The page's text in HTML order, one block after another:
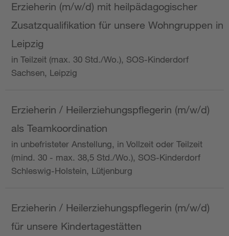
Erzieherin (m/w/d) mit heilpädagogischer
Zusatzqualifikation für unsere Wohngruppen in
Leipzig
in Teilzeit (max. 30 Std./Wo.), SOS-Kinderdorf
Sachsen, Leipzig
Erzieherin / Heilerziehungspflegerin (m/w/d)
als Teamkoordination
in unbefristeter Anstellung, in Vollzeit oder Teilzeit
(mind. 30 - max. 38,5 Std./Wo.), SOS-Kinderdorf
Schleswig-Holstein, Lütjenburg
Erzieherin / Heilerziehungspflegerin (m/w/d)
für unsere Kindertagestätten